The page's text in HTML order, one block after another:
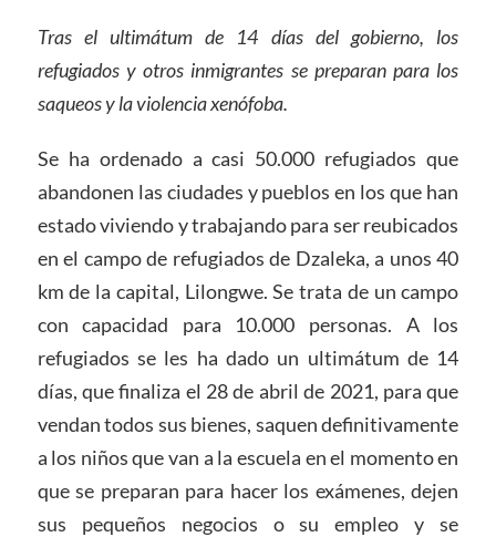
Tras el ultimátum de 14 días del gobierno, los
refugiados y otros inmigrantes se preparan para los
saqueos y la violencia xenófoba.
Se ha ordenado a casi 50.000 refugiados que
abandonen las ciudades y pueblos en los que han
estado viviendo y trabajando para ser reubicados
en el campo de refugiados de Dzaleka, a unos 40
km de la capital, Lilongwe. Se trata de un campo
con capacidad para 10.000 personas. A los
refugiados se les ha dado un ultimátum de 14
días, que finaliza el 28 de abril de 2021, para que
vendan todos sus bienes, saquen definitivamente
a los niños que van a la escuela en el momento en
que se preparan para hacer los exámenes, dejen
sus pequeños negocios o su empleo y se